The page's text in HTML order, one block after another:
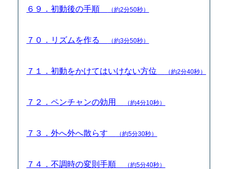
６９．初動後の手順 （約2分50秒）
７０．リズムを作る （約3分50秒）
７１．初動をかけてはいけない方位 （約2分40秒）
７２．ペンチャンの効用 （約4分10秒）
７３．外へ外へ散らす （約5分30秒）
７４．不調時の変則手順 （約5分40秒）